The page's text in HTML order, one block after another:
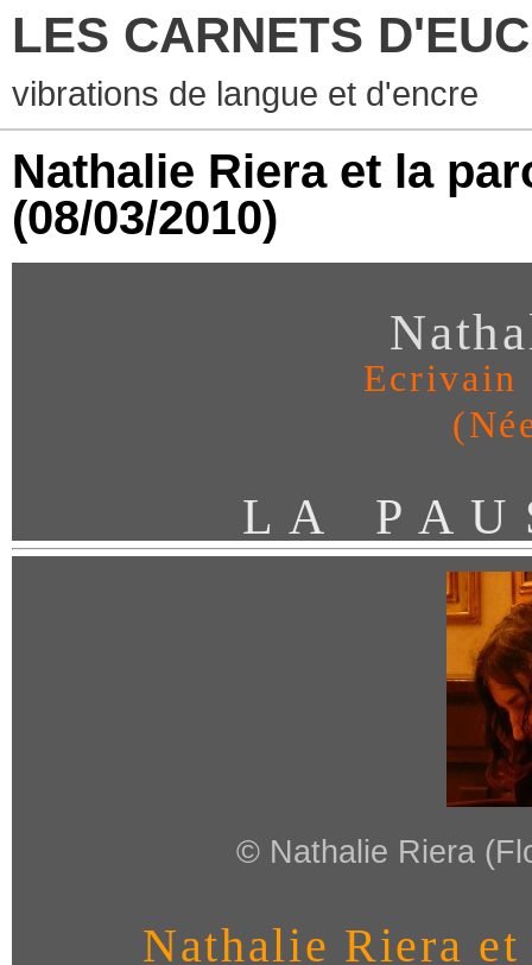
LES CARNETS
vibrations de langue et d'encre
Nathalie Riera et la
(08/03/2010)
Ecrivain
L A P A U
© Nathalie Riera
Nathalie Riera